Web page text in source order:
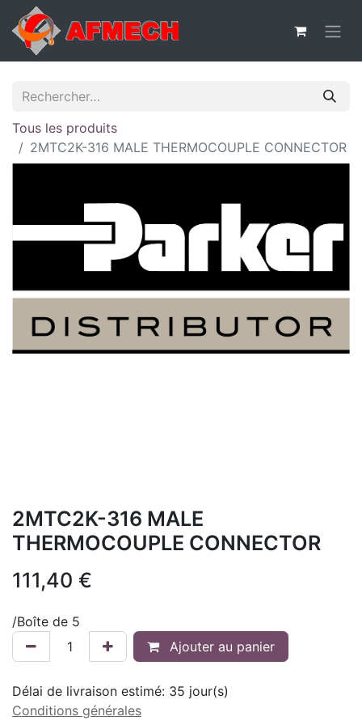
Tous les produits
2MTC2K-316 MALE THERMOCOUPLE CONNECTOR
2MTC2K-316 MALE
THERMOCOUPLE CONNECTOR
111,40 €
/Boîte de 5
Ajouter au panier
Délai de livraison estimé: 35 jour(s)
Conditions générales